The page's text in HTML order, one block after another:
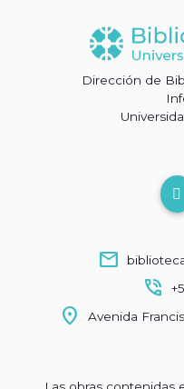
Dirección de
mail
phone_in_talk
location_on Avenida